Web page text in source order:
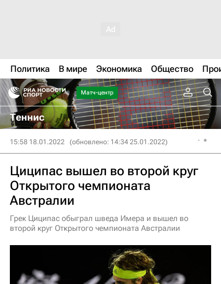
Политика В мире Экономика Общество
Матч-центр
Теннис
15:58 18.01.2022 (обновлено: 14:34 25.01.2022)
Циципас вышел во второй круг
Открытого чемпионата
Австралии
Грек Циципас обыграл шведа Имера и вышел во
второй круг Открытого чемпионата Австралии